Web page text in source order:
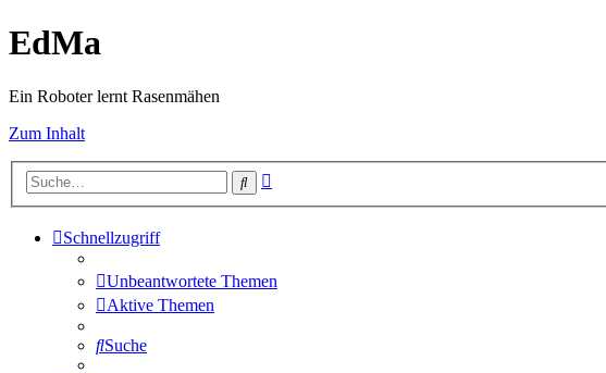
EdMa
Ein Roboter lernt Rasenmähen
Zum Inhalt
Suche
Schnellzugriff
Unbeantwortete Themen
Aktive Themen
Suche